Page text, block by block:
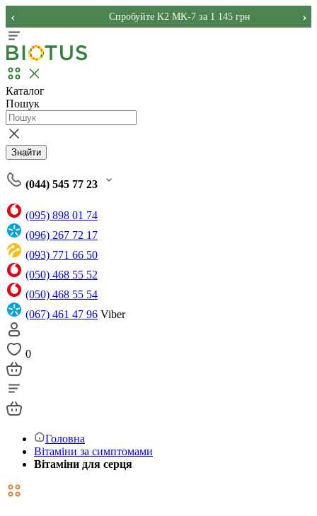
Спробуйте K2 MK-7 за 1 145 грн
‹ ›
Каталог
Пошук
Знайти
(044) 545 77 23
(095) 898 01 74
(096) 267 72 17
(093) 771 66 50
(050) 468 55 52
(050) 468 55 54
(067) 461 47 96 Viber
0
Головна
Вітаміни за симптомами
Вітаміни для серця